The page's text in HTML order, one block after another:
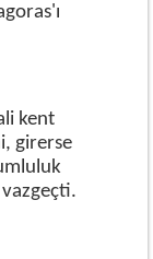
kent
girerse